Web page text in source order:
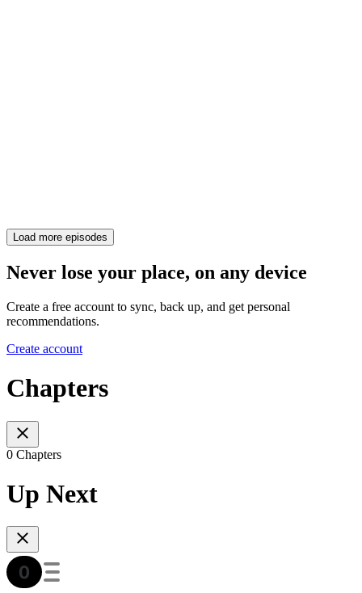
Load more episodes
Never lose your place, on any device
Create a free account to sync, back up, and get personal
recommendations.
Create account
Chapters
0 Chapters
Up Next